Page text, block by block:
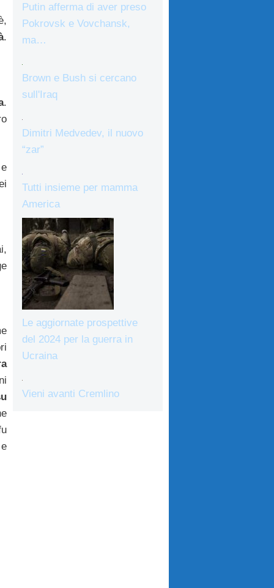
.
.
Putin afferma di aver preso
Pokrovsk e Vovchansk,
ma…
Brown e Bush si cercano
sull'Iraq
Dimitri Medvedev, il nuovo
“zar”
Tutti insieme per mamma
America
Le aggiornate prospettive
del 2024 per la guerra in
Ucraina
Vieni avanti Cremlino